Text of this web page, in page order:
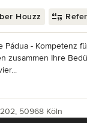
Houzz
Pádua - Kompetenz
zusammen Ihre
50968 Köln